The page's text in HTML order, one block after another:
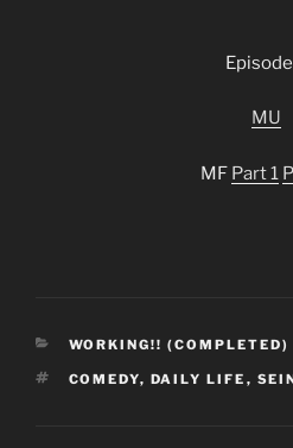
MU
MF Part 1
CATEGORIES
WORKING!! (COMPLETED)
TAGS
COMEDY, DAILY LIFE ,